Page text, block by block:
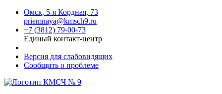
Омск, 5-я Кордная, 73
priemnaya@kmsch9.ru
+7 (3812) 79-00-73
Единый контакт-центр
Версия для слабовидящих
Сообщить о проблеме